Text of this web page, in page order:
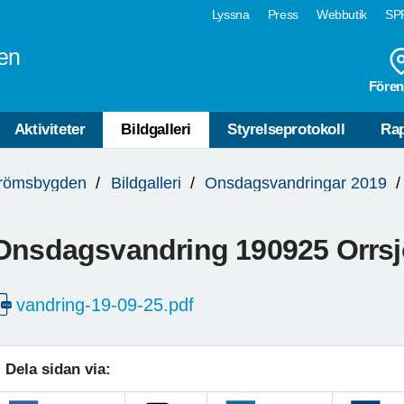
Lyssna Press Webbutik
Aktiviteter Bildgalleri Styrelseprotokoll
Bildgalleri Onsdagsvandringar 2019
190925
vandring-19-09-25.pdf
Dela sidan via: